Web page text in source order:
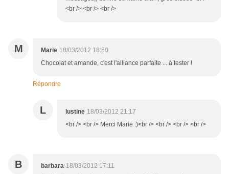
<br /> <br /> <br />
M Marie 18/03/2012 18:50
Chocolat et amande, c'est l'alliance parfaite ... à tester !
Répondre
L lustine 18/03/2012 21:17
<br /> <br /> Merci Marie :)<br /> <br /> <br /> <br />
B barbara 18/03/2012 17:11